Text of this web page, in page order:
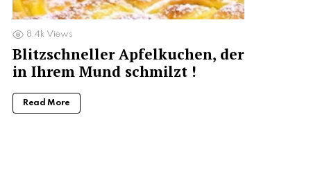
8.4k Views
Blitzschneller Apfelkuchen, der
in Ihrem Mund schmilzt !
Read More